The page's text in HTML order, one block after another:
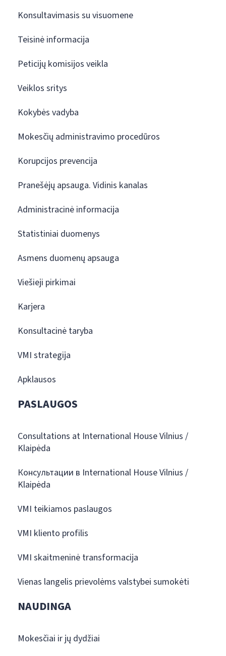
Konsultavimasis su visuomene
Teisinė informacija
Peticijų komisijos veikla
Veiklos sritys
Kokybės vadyba
Mokesčių administravimo procedūros
Korupcijos prevencija
Pranešėjų apsauga. Vidinis kanalas
Administracinė informacija
Statistiniai duomenys
Asmens duomenų apsauga
Viešieji pirkimai
Karjera
Konsultacinė taryba
VMI strategija
Apklausos
PASLAUGOS
Consultations at International House Vilnius /
Klaipėda
Консультации в International House Vilnius /
Klaipėda
VMI teikiamos paslaugos
VMI kliento profilis
VMI skaitmeninė transformacija
Vienas langelis prievolėms valstybei sumokėti
NAUDINGA
Mokesčiai ir jų dydžiai